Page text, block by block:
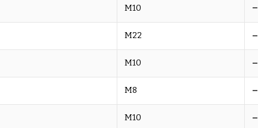
M10 –
M22 –
M10 –
M8 –
M10 –